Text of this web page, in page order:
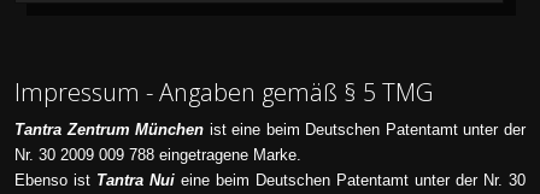
Impressum - Angaben gemäß § 5 TMG
Tantra Zentrum München ist eine beim Deutschen Patentamt unter der
Nr. 30 2009 009 788 eingetragene Marke.
Ebenso ist Tantra Nui eine beim Deutschen Patentamt unter der Nr. 30